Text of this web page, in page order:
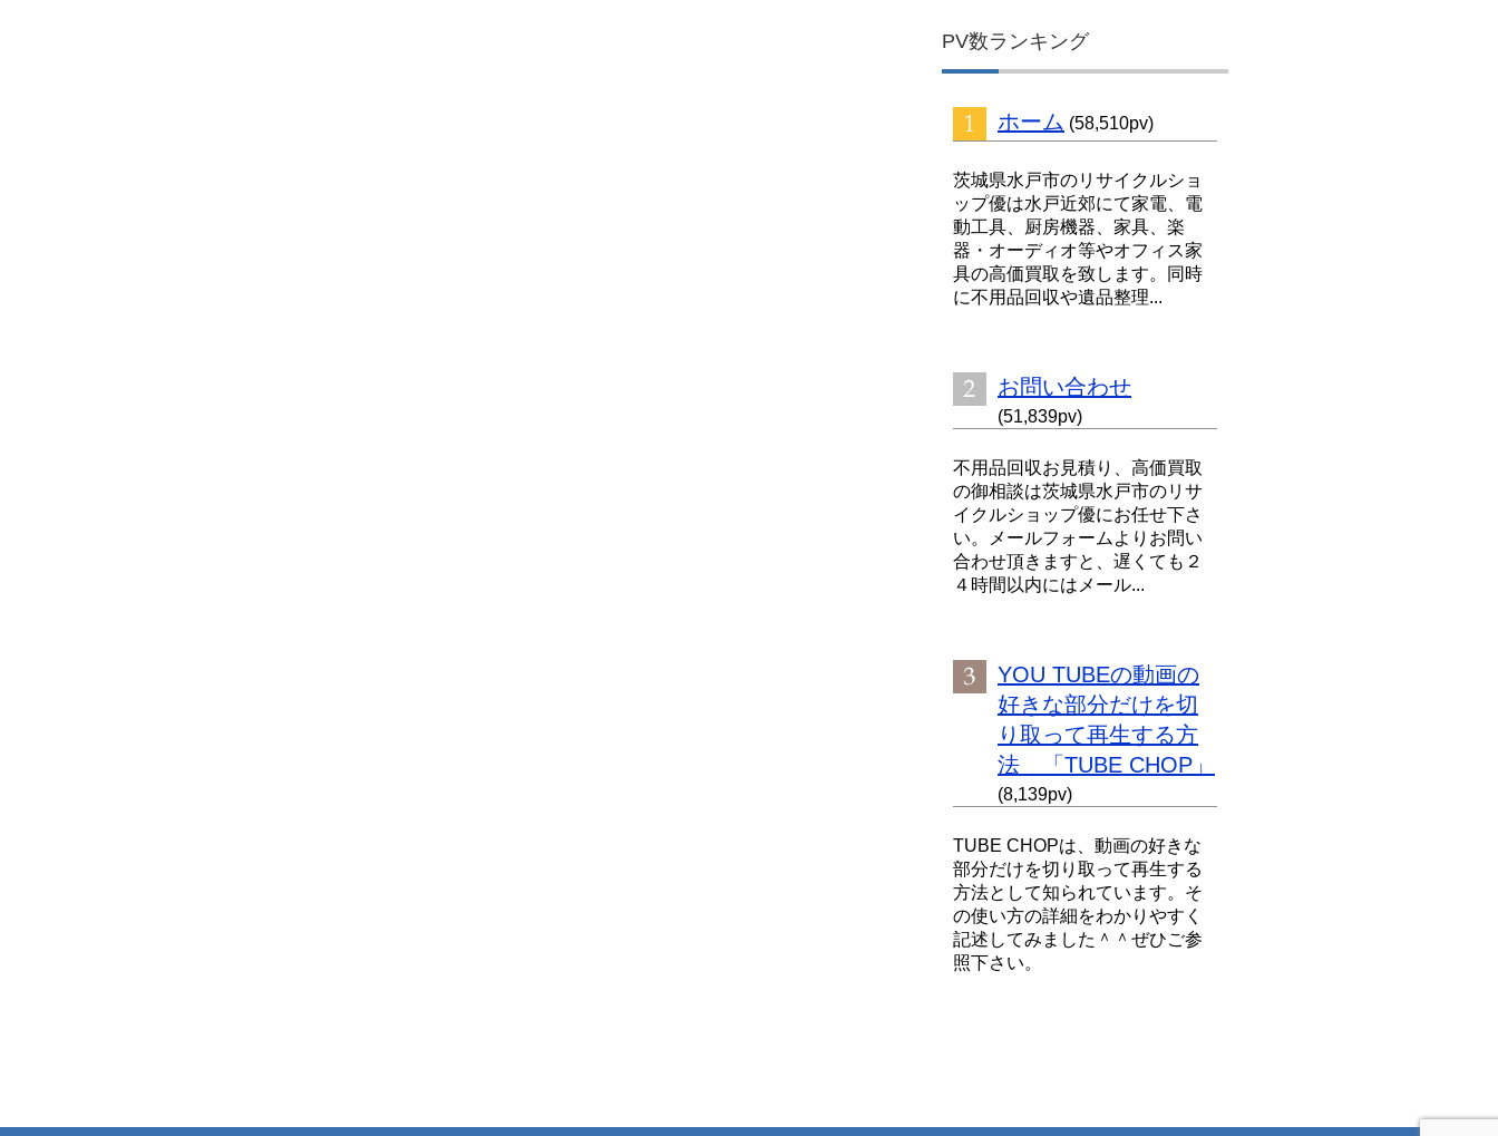
PV数ランキング
ホーム (58,510pv)
茨城県水戸市のリサイクルショ
ップ優は水戸近郊にて家電、電
動工具、厨房機器、家具、楽
器・オーディオ等やオフィス家
具の高価買取を致します。同時
に不用品回収や遺品整理...
お問い合わせ
(51,839pv)
不用品回収お見積り、高価買取
の御相談は茨城県水戸市のリサ
イクルショップ優にお任せ下さ
い。メールフォームよりお問い
合わせ頂きますと、遅くても２
４時間以内にはメール...
YOU TUBEの動画の
好きな部分だけを切
り取って再生する方
法 「TUBE CHOP」
(8,139pv)
TUBE CHOPは、動画の好きな
部分だけを切り取って再生する
方法として知られています。そ
の使い方の詳細をわかりやすく
記述してみました＾＾ぜひご参
照下さい。